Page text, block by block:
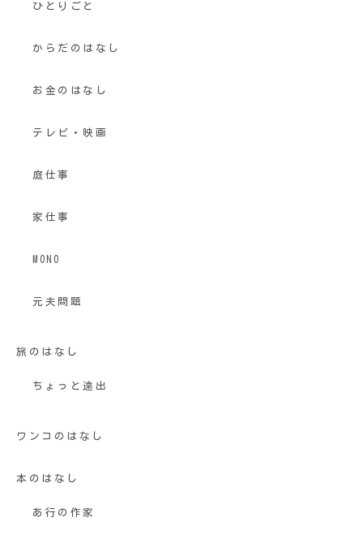
ひとりごと
からだのはなし
お金のはなし
テレビ・映画
庭仕事
家仕事
MONO
元夫問題
旅のはなし
ちょっと遠出
ワンコのはなし
本のはなし
あ行の作家